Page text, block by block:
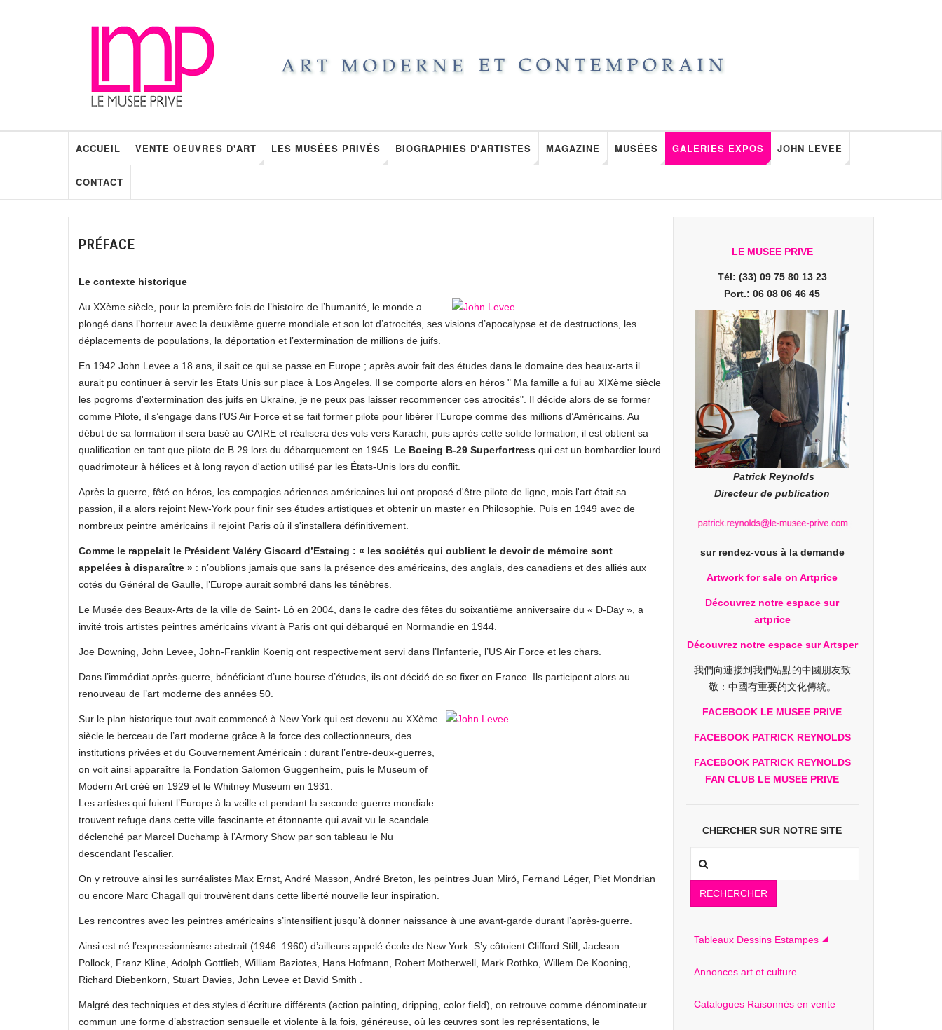
ACCUEIL VENTE OEUVRES D'ART LES MUSÉES PRIVÉS BIOGRAPHIES D'ARTISTES MAGAZINE MUSÉES GALERIES EXPOS JOHN LEVEE
CONTACT
PRÉFACE
Le contexte historique
Au XXème siècle, pour la première fois de l’histoire de l’humanité, le monde a
plongé dans l’horreur avec la deuxième guerre mondiale et son lot d’atrocités, ses visions d’apocalypse et de destructions, les
déplacements de populations, la déportation et l’extermination de millions de juifs.
En 1942 John Levee a 18 ans, il sait ce qui se passe en Europe ; après avoir fait des études dans le domaine des beaux-arts il
aurait pu continuer à servir les Etats Unis sur place à Los Angeles. Il se comporte alors en héros " Ma famille a fui au XIXème siècle
les pogroms d'extermination des juifs en Ukraine, je ne peux pas laisser recommencer ces atrocités". Il décide alors de se former
comme Pilote, il s’engage dans l’US Air Force et se fait former pilote pour libérer l’Europe comme des millions d’Américains. Au
début de sa formation il sera basé au CAIRE et réalisera des vols vers Karachi, puis après cette solide formation, il est obtient sa
qualification en tant que pilote de B 29 lors du débarquement en 1945. Le Boeing B-29 Superfortress qui est un bombardier lourd
quadrimoteur à hélices et à long rayon d'action utilisé par les États-Unis lors du conflit.
Après la guerre, fêté en héros, les compagies aériennes américaines lui ont proposé d'être pilote de ligne, mais l'art était sa
passion, il a alors rejoint New-York pour finir ses études artistiques et obtenir un master en Philosophie. Puis en 1949 avec de
nombreux peintre américains il rejoint Paris où il s'installera définitivement.
Comme le rappelait le Président Valéry Giscard d’Estaing : « les sociétés qui oublient le devoir de mémoire sont
appelées à disparaître » : n’oublions jamais que sans la présence des américains, des anglais, des canadiens et des alliés aux
cotés du Général de Gaulle, l’Europe aurait sombré dans les ténèbres.
Le Musée des Beaux-Arts de la ville de Saint- Lô en 2004, dans le cadre des fêtes du soixantième anniversaire du « D-Day », a
invité trois artistes peintres américains vivant à Paris ont qui débarqué en Normandie en 1944.
Joe Downing, John Levee, John-Franklin Koenig ont respectivement servi dans l’Infanterie, l’US Air Force et les chars.
Dans l’immédiat après-guerre, bénéficiant d’une bourse d’études, ils ont décidé de se fixer en France. Ils participent alors au
renouveau de l’art moderne des années 50.
Sur le plan historique tout avait commencé à New York qui est devenu au XXème
siècle le berceau de l’art moderne grâce à la force des collectionneurs, des
institutions privées et du Gouvernement Américain : durant l’entre-deux-guerres,
on voit ainsi apparaître la Fondation Salomon Guggenheim, puis le Museum of
Modern Art créé en 1929 et le Whitney Museum en 1931.
Les artistes qui fuient l’Europe à la veille et pendant la seconde guerre mondiale
trouvent refuge dans cette ville fascinante et étonnante qui avait vu le scandale
déclenché par Marcel Duchamp à l’Armory Show par son tableau le Nu
descendant l’escalier.
On y retrouve ainsi les surréalistes Max Ernst, André Masson, André Breton, les peintres Juan Miró, Fernand Léger, Piet Mondrian
ou encore Marc Chagall qui trouvèrent dans cette liberté nouvelle leur inspiration.
Les rencontres avec les peintres américains s’intensifient jusqu’à donner naissance à une avant-garde durant l’après-guerre.
Ainsi est né l’expressionnisme abstrait (1946–1960) d’ailleurs appelé école de New York. S’y côtoient Clifford Still, Jackson
Pollock, Franz Kline, Adolph Gottlieb, William Baziotes, Hans Hofmann, Robert Motherwell, Mark Rothko, Willem De Kooning,
Richard Diebenkorn, Stuart Davies, John Levee et David Smith .
Malgré des techniques et des styles d’écriture différents (action painting, dripping, color field), on retrouve comme dénominateur
commun une forme d’abstraction sensuelle et violente à la fois, généreuse, où les œuvres sont les représentations, le
LE MUSEE PRIVE
Tél: (33) 09 75 80 13 23
Port.: 06 08 06 46 45
Patrick Reynolds
Directeur de publication
sur rendez-vous à la demande
Artwork for sale on Artprice
Découvrez notre espace sur
artprice
Découvrez notre espace sur Artsper
我們向連接到我們站點的中國朋友致
敬：中國有重要的文化傳統。
FACEBOOK LE MUSEE PRIVE
FACEBOOK PATRICK REYNOLDS
FACEBOOK PATRICK REYNOLDS
FAN CLUB LE MUSEE PRIVE
CHERCHER SUR NOTRE SITE
RECHERCHER
Tableaux Dessins Estampes
Annonces art et culture
Catalogues Raisonnés en vente